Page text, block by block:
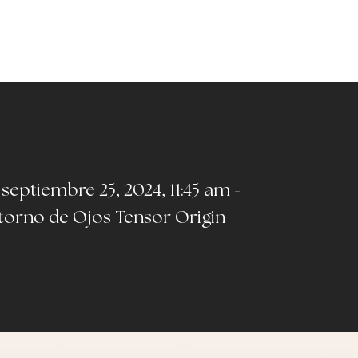
25, 2024, 11:45 am -
de Ojos Tensor Origin